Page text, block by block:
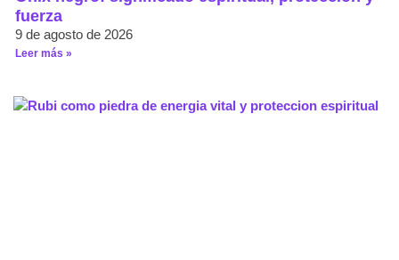
fuerza
9 de agosto de 2026
Leer más »